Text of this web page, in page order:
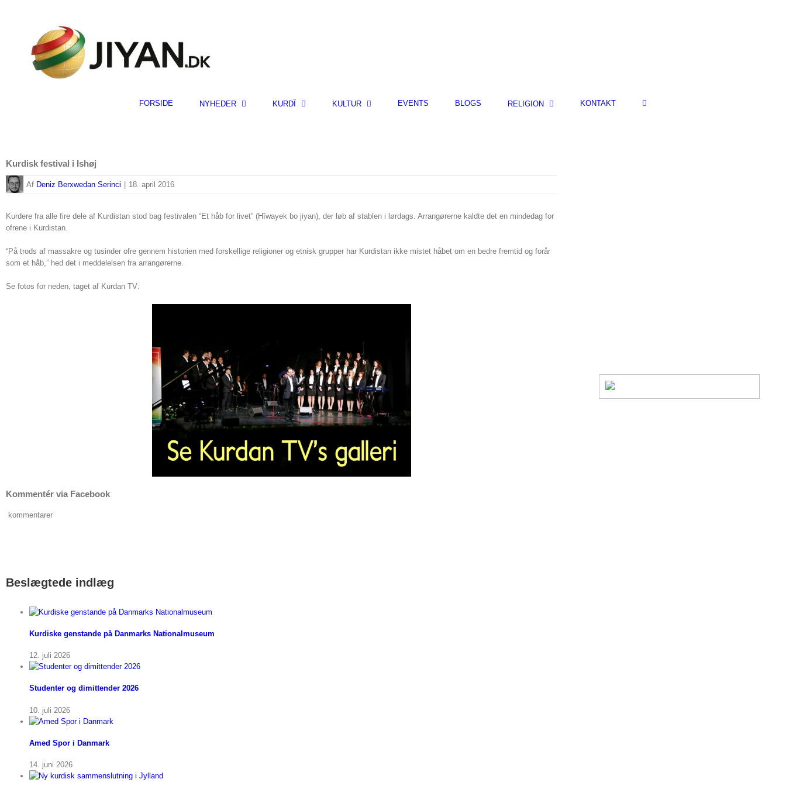
FORSIDE NYHEDER KURDÎ KULTUR EVENTS BLOGS RELIGION KONTAKT
Kurdisk festival i Ishøj
By Deniz Berxwedan Serinci 18. april 2016
Kurdere fra alle fire dele af Kurdistan stod bag festivalen “Et håb for livet” (Hîwayek bo jiyan), der løb af stablen i lørdags. Arrangørerne kaldte det en mindedag for
ofrene i Kurdistan.
“På trods af massakre og tusinder ofre gennem historien med forskellige religioner og etnisk grupper har Kurdistan ikke mistet håbet om en bedre fremtid og forår
som et håb,” hed det i meddelelsen fra arrangørerne.
Se fotos for neden, taget af Kurdan TV:
Kommentér via Facebook
kommentarer
Beslægtede indlæg
Kurdiske genstande på Danmarks Nationalmuseum
12. juli 2026
Studenter og dimittender 2026
10. juli 2026
Amed Spor i Danmark
14. juni 2026